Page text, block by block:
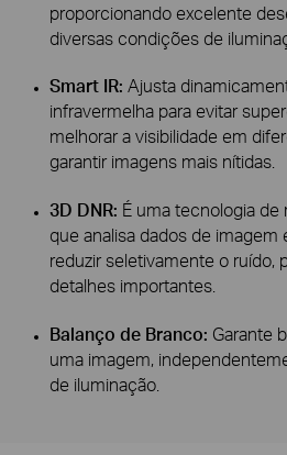
proporcionando excelente
diversas condições de
Smart IR: Ajusta
infravermelha para evitar
melhorar a visibilidade em
garantir imagens mais nítidas.
3D DNR: É uma tecnologia de
que analisa dados de imagem
reduzir seletivamente o ruído,
detalhes importantes.
Balanço de Branco: Garante
uma imagem,
de iluminação.